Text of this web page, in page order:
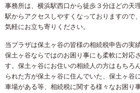
事務所は、横浜駅西口から徒歩３分ほどの天
駅からアクセスしやすくなっておりますので
気軽にお立ち寄りください。
当プラザは保土ヶ谷の皆様の相続税申告の実
保土ヶ谷ならではのお困り事にも柔軟に対応
す。保土ヶ谷にお住いの相続人の方はもちろ
られた方が保土ヶ谷に住んでいた、保土ヶ谷
車場がある等、相続税に関する様々なお困り